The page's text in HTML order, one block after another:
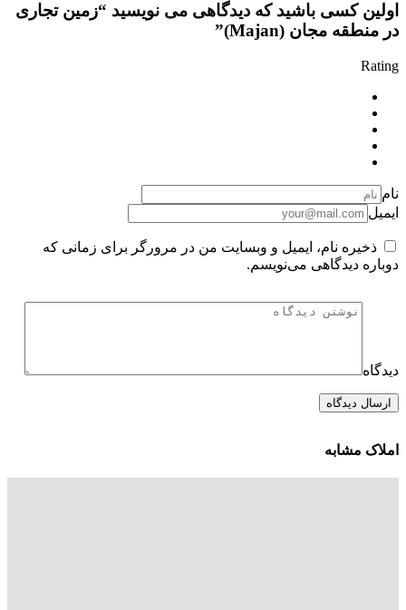
اولین کسی باشید که دیدگاهی می نویسید “زمین تجاری
در منطقه مجان (Majan)”
Rating
نام
ایمیل
ذخیره نام، ایمیل و وبسایت من در مرورگر برای زمانی که
دوباره دیدگاهی می‌نویسم.
دیدگاه
املاک مشابه